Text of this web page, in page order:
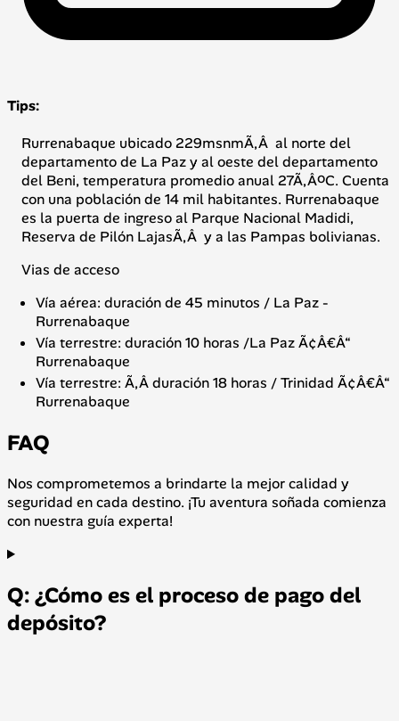
Tips:
Rurrenabaque ubicado 229msnmÃ‚Â al norte del
departamento de La Paz y al oeste del departamento
del Beni, temperatura promedio anual 27Ã‚ÂºC. Cuenta
con una población de 14 mil habitantes. Rurrenabaque
es la puerta de ingreso al Parque Nacional Madidi,
Reserva de Pilón LajasÃ‚Â y a las Pampas bolivianas.
Vias de acceso
Vía aérea: duración de 45 minutos / La Paz -
Rurrenabaque
Vía terrestre: duración 10 horas /La Paz Ã¢Â€Â“
Rurrenabaque
Vía terrestre: Ã‚Â duración 18 horas / Trinidad Ã¢Â€Â“
Rurrenabaque
FAQ
Nos comprometemos a brindarte la mejor calidad y
seguridad en cada destino. ¡Tu aventura soñada comienza
con nuestra guía experta!
Q: ¿Cómo es el proceso de pago del
depósito?